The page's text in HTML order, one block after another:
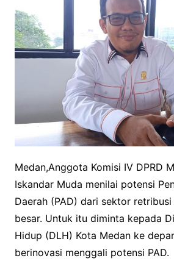
Medan,Anggota Komisi IV DPRD
Iskandar Muda menilai potensi
Daerah (PAD) dari sektor
besar. Untuk itu diminta kepada
Hidup (DLH) Kota Medan ke
berinovasi menggali potensi PAD.